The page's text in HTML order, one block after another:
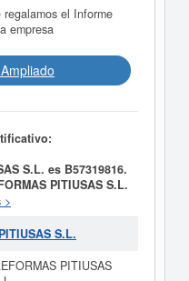
el Informe
empresa
S.L. es B57319816.
PITIUSAS S.L.
URBANIZACION,
CONSTRUCCION,
CONSERVACION,
DE TODA
y fue constituida el
>
S.L.
PITIUSAS